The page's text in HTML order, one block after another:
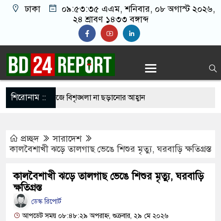
ঢাকা ০৯:৫৩:৩৬ এএম, শনিবার, ০৮ অগাস্ট ২০২৬,
২৪ শ্রাবণ ১৪৩৩ বঙ্গাব্দ
শিরোনাম ::
দিয়ে সমাজে বিশৃঙ্খলা না ছড়ানোর আহ্বান
আবার হাসিনা কার্ড খেলবেন, এভাবে সম্পর্ক
দিয়ে সমাজে বিশৃঙ্খলা না ছড়ানোর আহ্বান
প্রচ্ছদ
সারাদেশ
কালবৈশাখী ঝড়ে তালগাছ ভেঙে শিশুর মৃত্যু, ঘরবাড়ি ক্ষতিগ্রস্ত
কালবৈশাখী ঝড়ে তালগাছ ভেঙে শিশুর মৃত্যু, ঘরবাড়ি
ক্ষতিগ্রস্ত
ডেস্ক রিপোর্ট
আপডেট সময় ০৮:৪৮:২৯ অপরাহ্ন, শুক্রবার, ২৯ মে ২০২৬